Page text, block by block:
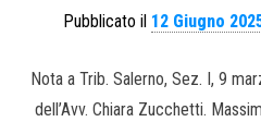
Pubblicato il 12 Giugno
Nota a Trib. Salerno, Sez. I, 9
dell’Avv. Chiara Zucchetti.